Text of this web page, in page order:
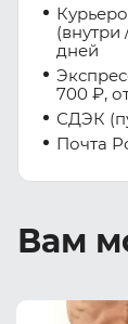
дней
700 ₽,
СДЭК
Почта
Вам